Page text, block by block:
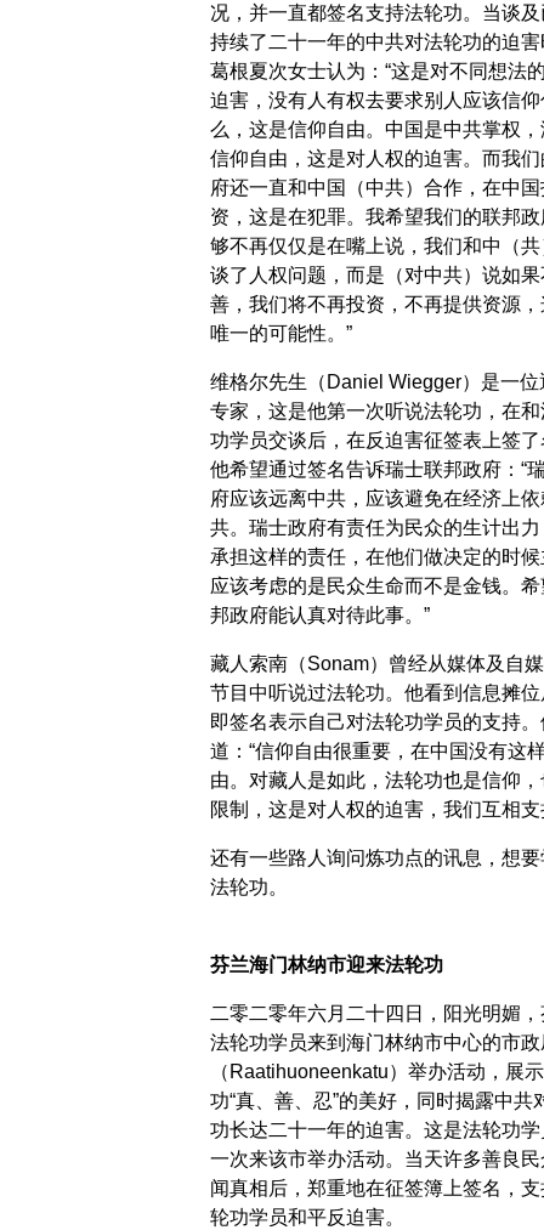
况，并一直都签名支持法轮功。当谈及
持续了二十一年的中共对法轮功的迫害
葛根夏次女士认为：“这是对不同想法
迫害，没有人有权去要求别人应该信仰
么，这是信仰自由。中国是中共掌权，
信仰自由，这是对人权的迫害。而我们
府还一直和中国（中共）合作，在中国
资，这是在犯罪。我希望我们的联邦政
够不再仅仅是在嘴上说，我们和中（共
谈了人权问题，而是（对中共）说如果
善，我们将不再投资，不再提供资源，
唯一的可能性。”
维格尔先生（Daniel Wiegger）是一位
专家，这是他第一次听说法轮功，在和
功学员交谈后，在反迫害征签表上签了
他希望通过签名告诉瑞士联邦政府：“
府应该远离中共，应该避免在经济上
共。瑞士政府有责任为民众的生计出力
承担这样的责任，在他们做决定的时候
应该考虑的是民众生命而不是金钱。希
邦政府能认真对待此事。”
藏人索南（Sonam）曾经从媒体及自
节目中听说过法轮功。他看到信息摊位
即签名表示自己对法轮功学员的支持
道：“信仰自由很重要，在中国没有这
由。对藏人是如此，法轮功也是信仰，
限制，这是对人权的迫害，我们互相支
还有一些路人询问炼功点的讯息，想要
法轮功。
芬兰海门林纳市迎来法轮功
二零二零年六月二十四日，阳光明媚
法轮功学员来到海门林纳市中心的市政
（Raatihuoneenkatu）举办活动，展
功“真、善、忍”的美好，同时揭露中共
功长达二十一年的迫害。这是法轮功学
一次来该市举办活动。当天许多善良民
闻真相后，郑重地在征签簿上签名，支
轮功学员和平反迫害。